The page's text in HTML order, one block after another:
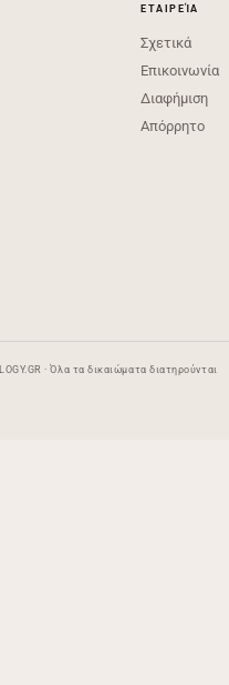
ΕΤΑΙΡΕΊΑ
Σχετικά
Επικοινωνία
Διαφήμιση
Απόρρητο
· Όλα τα δικαιώματα διατηρούνται